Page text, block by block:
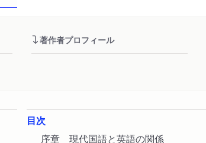
著作者プロフィール
目次
序章 現代国語と英語の関係